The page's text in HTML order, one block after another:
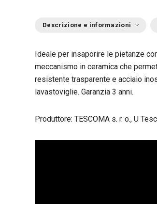
Descrizione e informazioni
Ideale per insaporire le pietanze
meccanismo in ceramica che
resistente trasparente e acciaio
lavastoviglie. Garanzia 3 anni.
Produttore: TESCOMA s. r. o., U